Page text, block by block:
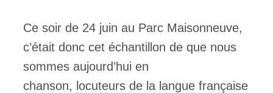
Ce soir de 24 juin au Parc Maisonneuve,
c’était donc cet échantillon de que nous
sommes aujourd’hui en
chanson, locuteurs de la langue française